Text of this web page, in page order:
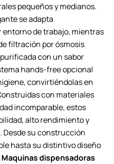
pequeños y medianos.
se adapta
de trabajo, mientras
filtración por ósmosis
con un sabor
hands-free opcional
convirtiéndolas en
con materiales
incomparable, estos
alto rendimiento y
Desde su construcción
hasta su distintivo diseño
Maquinas dispensadoras